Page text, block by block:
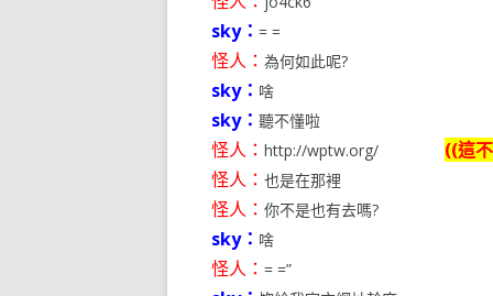
sky： = =
怪人： 為何如此呢?
sky： 啥
sky： 聽不懂啦
怪人： http://wptw.org/ ((這
怪人： 也是在那裡
怪人： 你不是也有去嗎?
sky： 啥
怪人： = =”